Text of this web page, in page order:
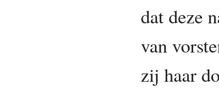
dat deze
van
zij haar